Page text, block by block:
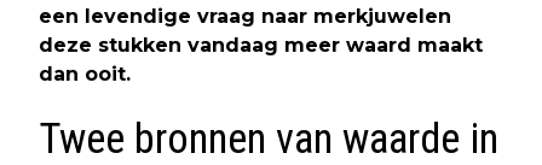
een levendige vraag naar merkjuwelen
deze stukken vandaag meer waard maakt
dan ooit.
Twee bronnen van waarde in